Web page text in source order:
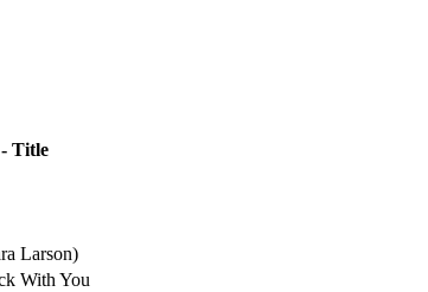
Title
Larson)
With You